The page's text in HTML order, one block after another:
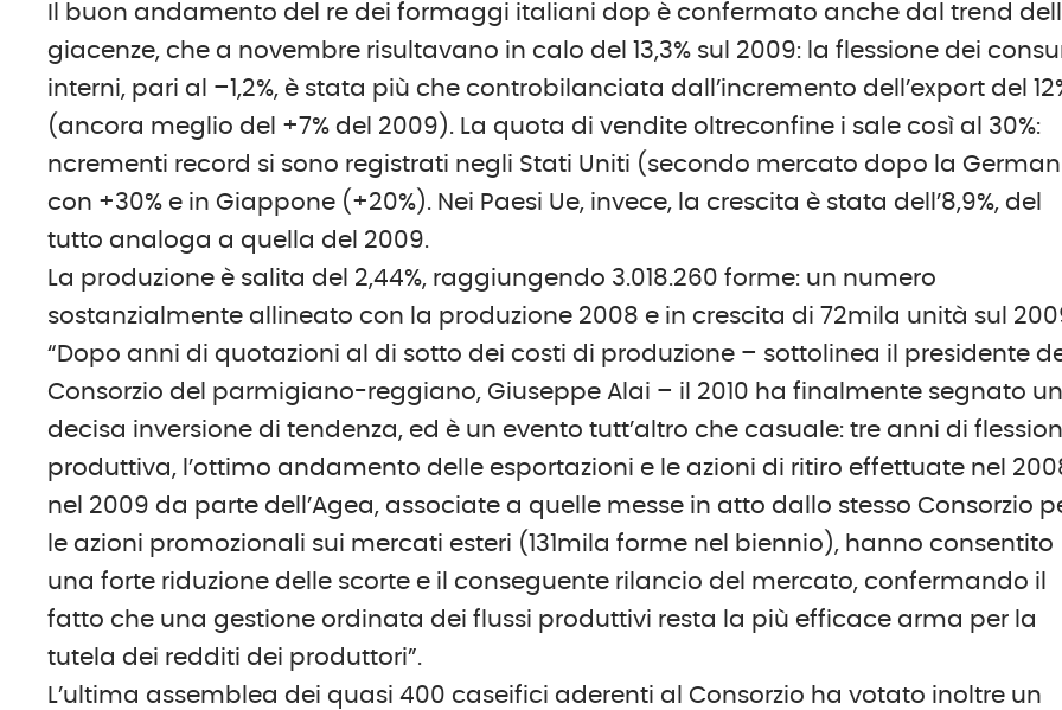
Il buon andamento del re dei formaggi italiani dop è confermato anche dal trend
giacenze, che a novembre risultavano in calo del 13,3% sul 2009: la flessione dei
interni, pari al –1,2%, è stata più che controbilanciata dall’incremento dell’export del
(ancora meglio del +7% del 2009). La quota di vendite oltreconfine i sale così al 30%:
ncrementi record si sono registrati negli Stati Uniti (secondo mercato dopo la
con +30% e in Giappone (+20%). Nei Paesi Ue, invece, la crescita è stata dell’8,9%, del
tutto analoga a quella del 2009.
La produzione è salita del 2,44%, raggiungendo 3.018.260 forme: un numero
sostanzialmente allineato con la produzione 2008 e in crescita di 72mila unità sul
“Dopo anni di quotazioni al di sotto dei costi di produzione – sottolinea il presidente
Consorzio del parmigiano-reggiano, Giuseppe Alai – il 2010 ha finalmente segnato
decisa inversione di tendenza, ed è un evento tutt’altro che casuale: tre anni di
produttiva, l’ottimo andamento delle esportazioni e le azioni di ritiro effettuate nel
nel 2009 da parte dell’Agea, associate a quelle messe in atto dallo stesso Consorzio
le azioni promozionali sui mercati esteri (131mila forme nel biennio), hanno consentito
una forte riduzione delle scorte e il conseguente rilancio del mercato, confermando il
fatto che una gestione ordinata dei flussi produttivi resta la più efficace arma per la
tutela dei redditi dei produttori”.
L’ultima assemblea dei quasi 400 caseifici aderenti al Consorzio ha votato inoltre un